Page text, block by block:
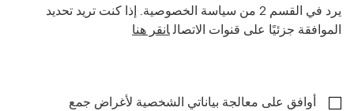
يرد في القسم 2 من سياسة الخصوصية. إذا كنت تريد تحديد
الموافقة جزئيًا على قنوات الاتصال انقر هنا
أوافق على معالجة بياناتي الشخصية لأغراض جمع